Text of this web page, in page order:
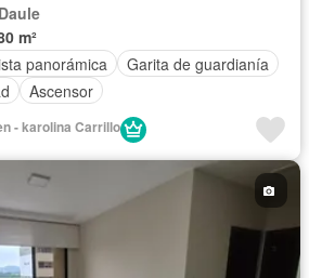
m²
panorámica
Garita de guardianía
Ascensor
- karolina Carrillo